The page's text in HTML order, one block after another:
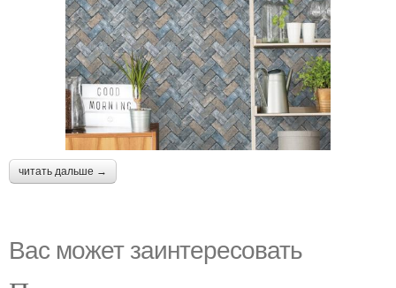
читать дальше →
Вас может заинтересовать